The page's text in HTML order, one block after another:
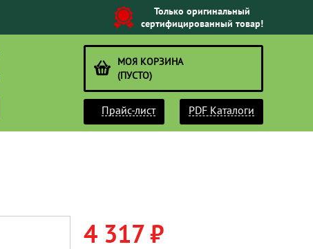
Только оригинальный
сертифицированный товар!
МОЯ КОРЗИНА
(ПУСТО)
Прайс-лист PDF Каталоги
4 317 ₽